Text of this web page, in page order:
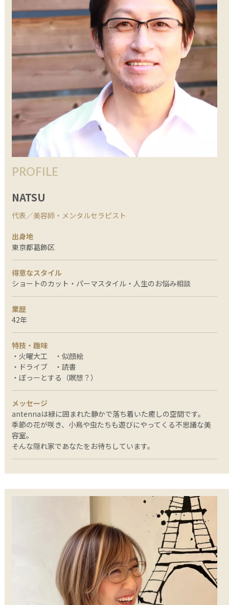
PROFILE
NATSU
代表／美容師・メンタルセラピスト
出身地
東京都葛飾区
得意なスタイル
ショートのカット・パーマスタイル・人生のお悩み相談
業歴
42年
特技・趣味
・火曜大工 ・似顔絵
・ドライブ ・読書
・ぼっーとする（瞑想？）
メッセージ
antennaは緑に囲まれた静かで落ち着いた癒しの空間です。
季節の花が咲き、小鳥や虫たちも遊びにやってくる不思議な美
容室。
そんな隠れ家であなたをお待ちしています。